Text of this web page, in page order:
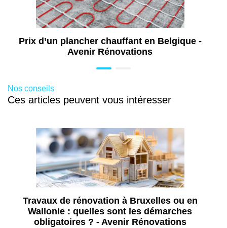
Prix d’un plancher chauffant en Belgique -
Avenir Rénovations
Nos conseils
Ces articles peuvent vous intéresser
Travaux de rénovation à Bruxelles ou en
Wallonie : quelles sont les démarches
obligatoires ? - Avenir Rénovations